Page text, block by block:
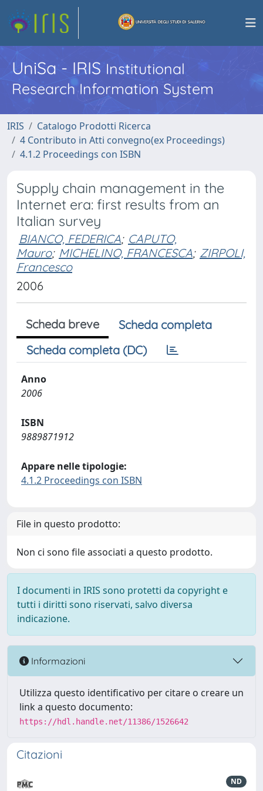
UniSa - IRISInstitutional
Research Information System
IRIS
Catalogo Prodotti Ricerca
4 Contributo in Atti convegno(ex Proceedings)
4.1.2 Proceedings con ISBN
Supply chain management in the
Internet era: first results from an
Italian survey
BIANCO, FEDERICA; CAPUTO,
Mauro; MICHELINO, FRANCESCA; ZIRPOLI,
Francesco
2006
Scheda breve
Scheda completa
Scheda completa (DC)
Anno
2006
ISBN
9889871912
Appare nelle tipologie:
4.1.2 Proceedings con ISBN
File in questo prodotto:
Non ci sono file associati a questo prodotto.
I documenti in IRIS sono protetti da copyright e
tutti i diritti sono riservati, salvo diversa
indicazione.
Informazioni
Utilizza questo identificativo per citare o creare un
link a questo documento:
https://hdl.handle.net/11386/1526642
Citazioni
ND